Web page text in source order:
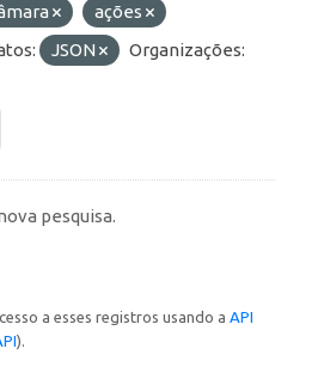
ações
JSON
Organizações:
pesquisa.
a esses registros usando a API
).